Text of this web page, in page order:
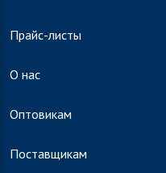
Прайс-листы
О нас
Оптовикам
Поставщикам